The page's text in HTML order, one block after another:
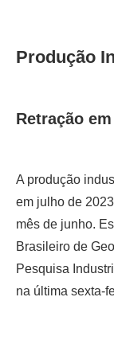
Produção
Retração
A produção
em julho de
mês de junho.
Brasileiro de
Pesquisa
na última sexta-